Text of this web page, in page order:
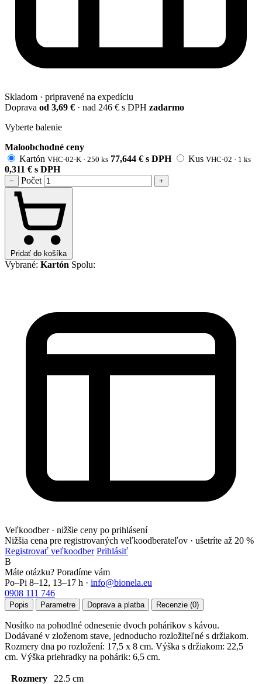
Skladom · pripravené na expedíciu
Doprava od 3,69 € · nad 246 € s DPH zadarmo
Vyberte balenie
Maloobchodné ceny
Kartón VHC-02-K · 250 ks 77,644 € s DPH Kus VHC-02 · 1 ks
0,311 € s DPH
− Počet +
Pridať do košíka
Vybrané: Kartón Spolu:
Veľkoodber · nižšie ceny po prihlásení
Nižšia cena pre registrovaných veľkoodberateľov · ušetríte až 20 %
Registrovať veľkoodber Prihlásiť
B
Máte otázku? Poradíme vám
Po–Pi 8–12, 13–17 h · info@bionela.eu
0908 111 746
Popis Parametre Doprava a platba Recenzie (0)
Nosítko na pohodlné odnesenie dvoch pohárikov s kávou.
Dodávané v zloženom stave, jednoducho rozložiteľné s držiakom.
Rozmery dna po rozložení: 17,5 x 8 cm. Výška s držiakom: 22,5
cm. Výška priehradky na pohárik: 6,5 cm.
Rozmery 22.5 cm